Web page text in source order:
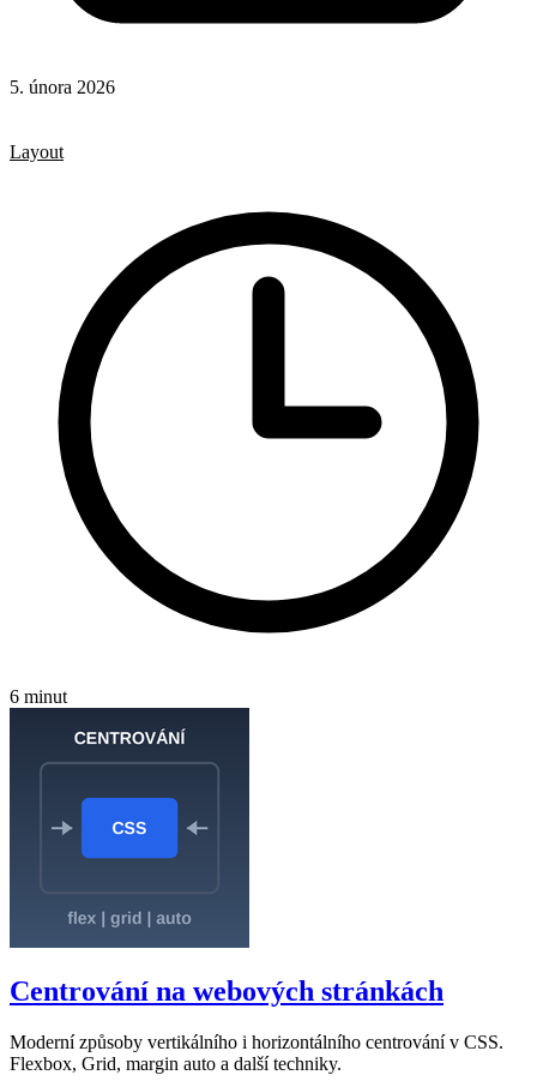
5. února 2026
Layout
6 minut
Centrování na webových stránkách
Moderní způsoby vertikálního i horizontálního centrování v CSS.
Flexbox, Grid, margin auto a další techniky.